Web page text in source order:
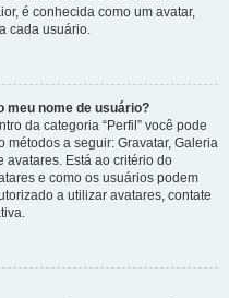
é conhecida como um avatar,
cada usuário.
meu nome de usuário?
da categoria “Perfil” você pode
a seguir: Gravatar, Galeria
avatares. Está ao critério do
e como os usuários podem
a utilizar avatares, contate